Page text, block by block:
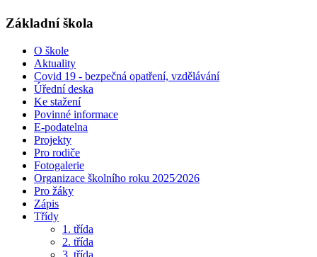
Základní škola
O škole
Aktuality
Covid 19 - bezpečná opatření, vzdělávání
Úřední deska
Ke stažení
Povinné informace
E-podatelna
Projekty
Pro rodiče
Fotogalerie
Organizace školního roku 2025⁄2026
Pro žáky
Zápis
Třídy
1. třída
2. třída
3. třída